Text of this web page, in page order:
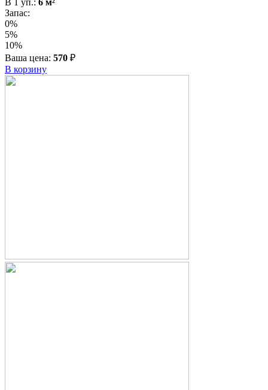
В уп.: 6 м²
Запас:
0%
5%
10%
Ваша цена: 570 ₽
В корзину